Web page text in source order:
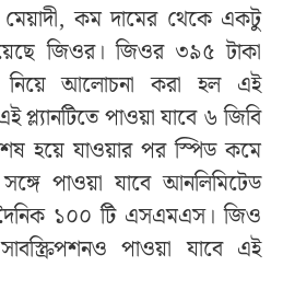
মেয়াদী, কম দামের থেকে একটু
জিওর। জিওর ৩৯৫ টাকা
নিয়ে আলোচনা করা হল এই
প্ল্যানটিতে পাওয়া যাবে ৬ জিবি
হয়ে যাওয়ার পর স্পিড কমে
পাওয়া যাবে আনলিমিটেড
১০০ টি এসএমএস। জিও
পাওয়া যাবে এই